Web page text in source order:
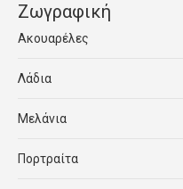
Ζωγραφική
Ακουαρέλες
Λάδια
Μελάνια
Πορτραίτα